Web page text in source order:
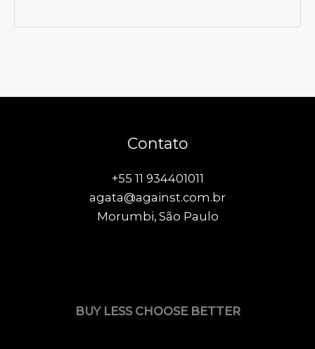
Contato
+55 11 934401011
agata@against.com.br
Morumbi, São Paulo
BUY LESS CHOOSE BETTER